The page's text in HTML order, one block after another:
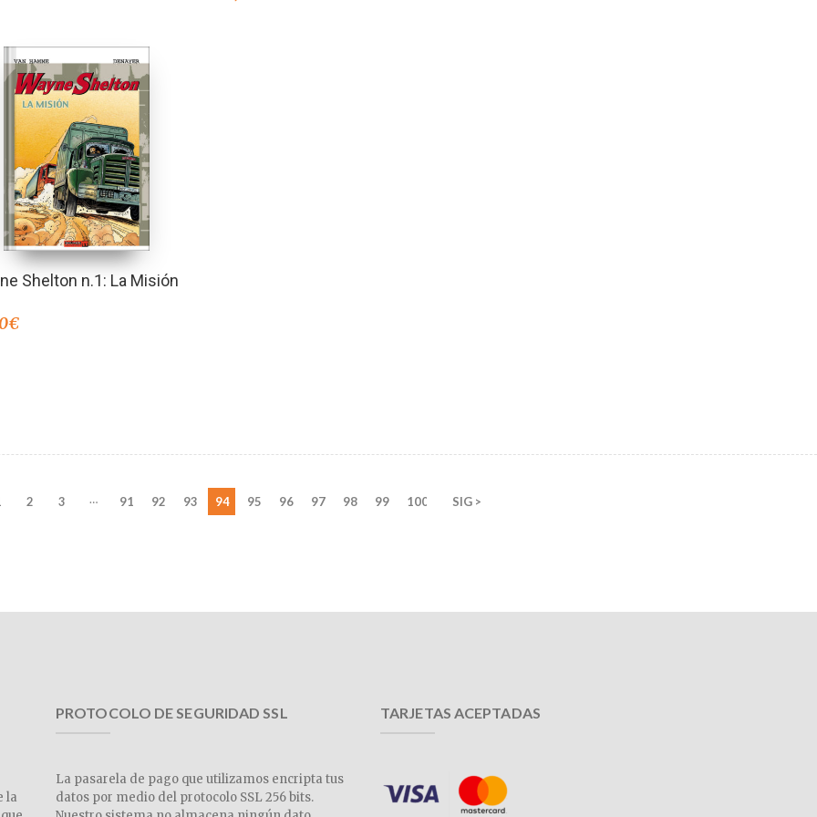
Shelton n.1: La Misión
€
2 3 … 91 92 93 94 95 96 97 98 99 100 SIG >
la
PROTOCOLO DE SEGURIDAD SSL
La pasarela de pago que utilizamos encripta tus
datos por medio del protocolo SSL 256 bits.
TARJETAS ACEPTADAS